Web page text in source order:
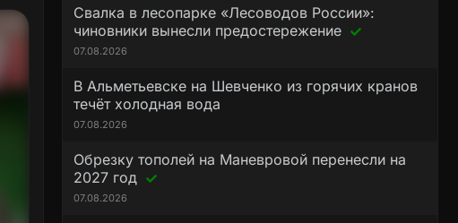
Свалка в лесопарке «Лесоводов России»:
чиновники вынесли предостережение
07.08.2026
В Альметьевске на Шевченко из горячих кранов
течёт холодная вода
07.08.2026
Обрезку тополей на Маневровой перенесли на
2027 год
07.08.2026